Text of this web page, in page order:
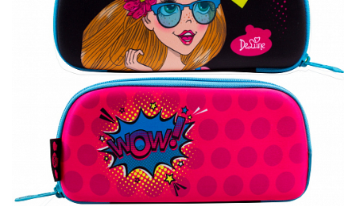
ПЛЯШКИ ДЛЯ ВОДИ
DELUNE
SCHOOL STANDARD
SKYNAME
РОЗПРОДАЖ